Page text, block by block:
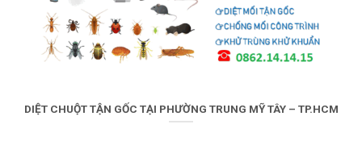
DIỆT CHUỘT TẬN GỐC TẠI PHƯỜNG TRUNG MỸ TÂY – TP.HCM